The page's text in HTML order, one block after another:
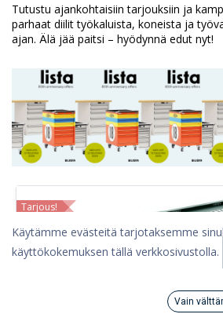
Category
Tutustu ajankohtaisiin tarjouksiin ja
parhaat diilit työkaluista, koneista ja
ajan. Älä jää paitsi – hyödynnä edut nyt!
Tarjous!
Käytämme evästeitä tarjotaksemme
käyttökokemuksen tällä verkkosivustolla.
Vain